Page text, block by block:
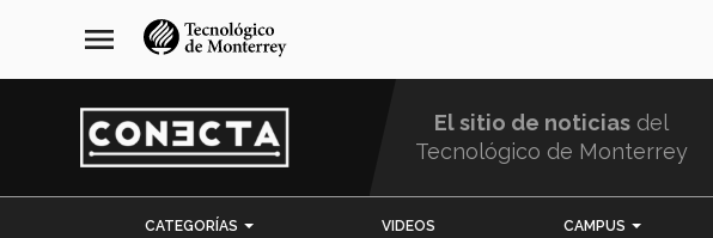
navegación
principal
menu
El sitio de noticias del
Tecnológico de Monterrey
CATEGORÍAS VIDEOS CAMPUS